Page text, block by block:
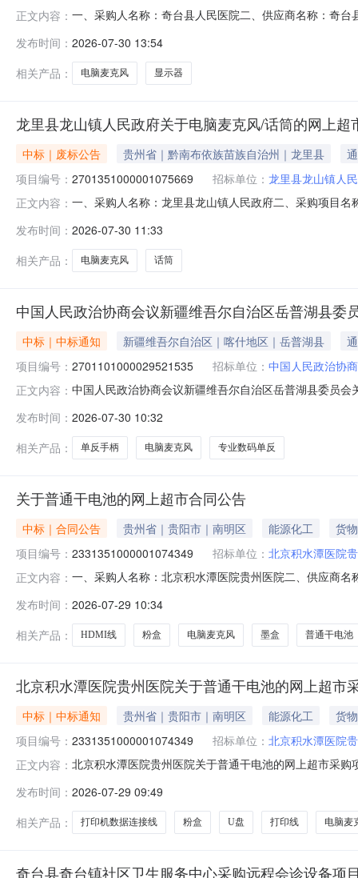
正文内容： 一、采购人名称：奇台县人民医院二、供应商名称：奇
米全向拾音Type-C蓝牙一键即连会议专用麦克风，全指
发布时间： 2026-07-30 13:54
相关产品：
电脑麦克风 显示器
龙里县龙山镇人民政府关于电脑麦克风/话筒的网上超
中标｜废标公告 贵州省｜黔南布依族苗族自治州｜龙里县
项目编号： 2701351000001075669 招标单位： 龙里县龙山镇人
正文内容： 一、采购人名称：龙里县龙山镇人民政府二、采购项目
称：龙里县龙山镇人民政府地址：贵州省龙里县龙山镇
称：联系人：监督投诉电
发布时间： 2026-07-30 11:33
相关产品：
电脑麦克风 话筒
中国人民政治协商会议新疆维吾尔自治区岳普湖县
中标｜中标通知 新疆维吾尔自治区｜喀什地区｜岳普湖县
项目编号： 2701101000029521535 招标单位： 中国人民政治协
正文内容： 中国人民政治协商会议新疆维吾尔自治区岳普湖县委员
娟娟项目联系电话:/采购计划文号:采购计划金额（元）:
发布时间： 2026-07-30 10:32
相关产品：
单反手柄 电脑麦克风 专业数码单反
关于普通干电池的网上超市合同公告
中标｜合同公告 贵州省｜贵阳市｜南明区 能源化工
货物
项目编号： 2331351000001074349 招标单位： 北京积水潭医院
正文内容： 一、采购人名称：北京积水潭医院贵州医院二、供应商
孚/NANFULR6-4B,粒25.00102502绿联103513米打印
发布时间： 2026-07-29 10:34
相关产品：
HDMI线 粉盒 电脑麦克风 墨盒 普通干电池
北京积水潭医院贵州医院关于普通干电池的网上超市
中标｜中标通知 贵州省｜贵阳市｜南明区 能源化工
货物
项目编号： 2331351000001074349 招标单位： 北京积水潭医院
正文内容： 北京积水潭医院贵州医院关于普通干电池的网上超市采
目所在行政区划编码:529900项目所在行政区划名称:贵
发布时间： 2026-07-29 09:49
相关产品：
打印机数据连接线 粉盒 U盘 打印线 电脑麦
奇台县奇台镇社区卫生服务中心采购远程会诊设备项